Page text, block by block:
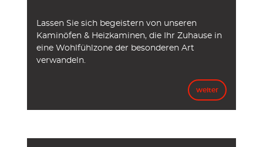
Lassen Sie sich begeistern von unseren
Kaminöfen & Heizkaminen, die Ihr Zuhause in
eine Wohlfühlzone der besonderen Art
verwandeln.
weiter